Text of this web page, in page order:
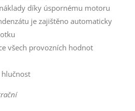
díky úspornému motoru
je zajištěno automaticky
všech provozních hodnot